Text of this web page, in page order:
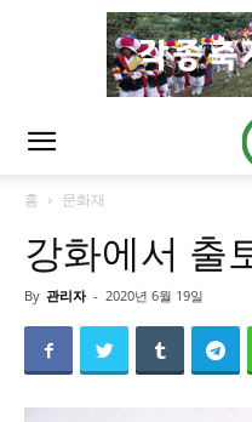
홈 문화재
강화에서 출
By 관리자 - 2020년 6월 19일